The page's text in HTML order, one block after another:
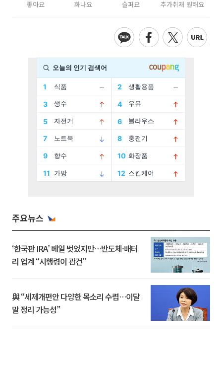
좋아요 화나요 슬퍼요 추가취재 원해요
주요뉴스
‘한국판 IRA’ 베일 벗었지만…반도체·배터
리 업계 “시행령이 관건”
與 “세제개편안 다양한 목소리 수렴…이달
말 정리 가능성”